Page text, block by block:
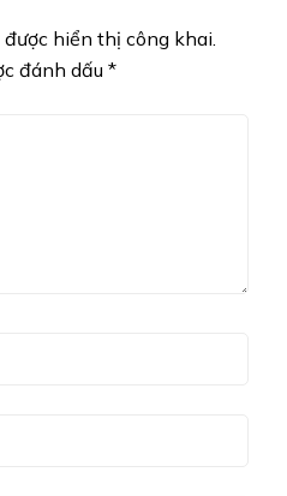
hiển thị công khai.
đánh dấu *